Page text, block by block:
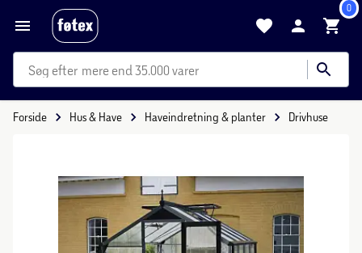
0
mere end 35.000 varer
Forside Hus & Have Haveindretning & planter Drivhuse